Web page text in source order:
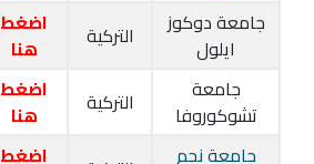
جامعة دوكوز
ايلول
التركية
اضغط
هنا
جامعة
تشوكوروفا
التركية
اضغط
هنا
جامعة نجم
اضغط